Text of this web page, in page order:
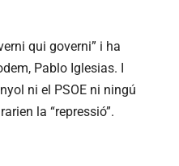
qui governi” i ha
Pablo Iglesias. I
ni el PSOE ni ningú
la “repressió”.